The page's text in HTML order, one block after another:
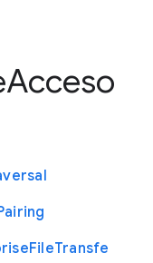
Acceso
FileTransfe